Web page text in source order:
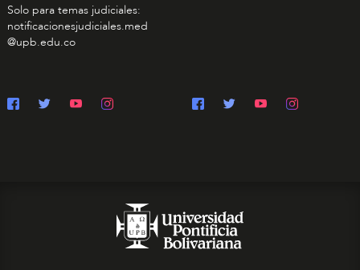
Solo para temas judiciales:
notificacionesjudiciales.med
@upb.edu.co